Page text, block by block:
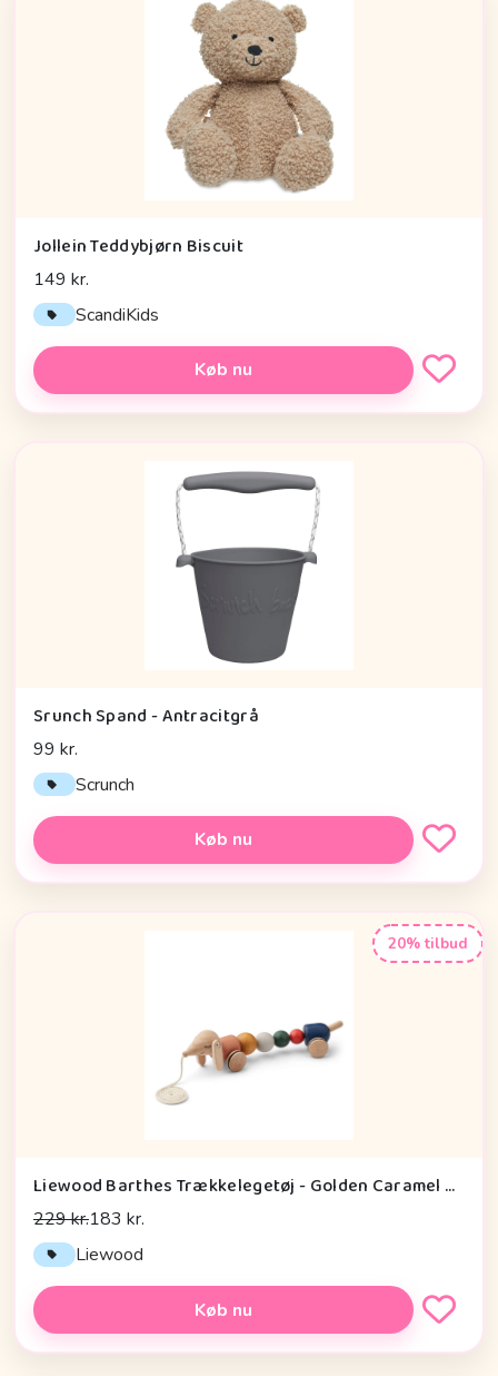
Jollein Teddybjørn Biscuit
149 kr.
ScandiKids
Køb nu
Srunch Spand - Antracitgrå
99 kr.
Scrunch
Køb nu
20% tilbud
Liewood Barthes Trækkelegetøj - Golden Caramel Multi Mix
229 kr.183 kr.
Liewood
Køb nu